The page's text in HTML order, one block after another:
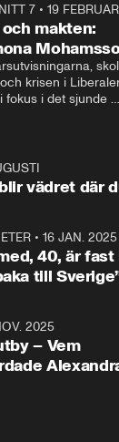
7• 19
makten:
krisen i
fokus i det sjunde
My
ställer
och
till svars.
vädret där
• 16 JAN. 2025
40, är fast
till
2025
– Vem